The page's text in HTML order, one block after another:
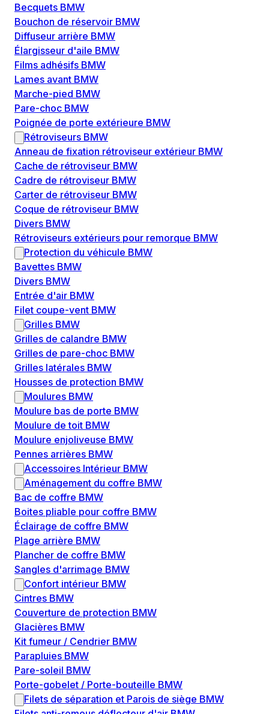
Becquets BMW
Bouchon de réservoir BMW
Diffuseur arrière BMW
Élargisseur d'aile BMW
Films adhésifs BMW
Lames avant BMW
Marche-pied BMW
Pare-choc BMW
Poignée de porte extérieure BMW
Rétroviseurs BMW
Anneau de fixation rétroviseur extérieur BMW
Cache de rétroviseur BMW
Cadre de rétroviseur BMW
Carter de rétroviseur BMW
Coque de rétroviseur BMW
Divers BMW
Rétroviseurs extérieurs pour remorque BMW
Protection du véhicule BMW
Bavettes BMW
Divers BMW
Entrée d'air BMW
Filet coupe-vent BMW
Grilles BMW
Grilles de calandre BMW
Grilles de pare-choc BMW
Grilles latérales BMW
Housses de protection BMW
Moulures BMW
Moulure bas de porte BMW
Moulure de toit BMW
Moulure enjoliveuse BMW
Pennes arrières BMW
Accessoires Intérieur BMW
Aménagement du coffre BMW
Bac de coffre BMW
Boites pliable pour coffre BMW
Éclairage de coffre BMW
Plage arrière BMW
Plancher de coffre BMW
Sangles d'arrimage BMW
Confort intérieur BMW
Cintres BMW
Couverture de protection BMW
Glacières BMW
Kit fumeur / Cendrier BMW
Parapluies BMW
Pare-soleil BMW
Porte-gobelet / Porte-bouteille BMW
Filets de séparation et Parois de siège BMW